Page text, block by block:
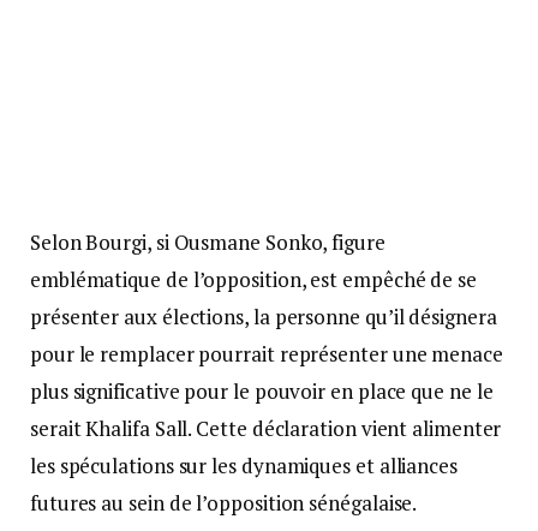
Selon Bourgi, si Ousmane Sonko, figure
emblématique de l’opposition, est empêché de se
présenter aux élections, la personne qu’il désignera
pour le remplacer pourrait représenter une menace
plus significative pour le pouvoir en place que ne le
serait Khalifa Sall. Cette déclaration vient alimenter
les spéculations sur les dynamiques et alliances
futures au sein de l’opposition sénégalaise.